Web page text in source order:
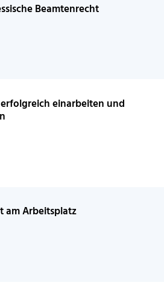
Beamtenrecht
einarbeiten und
am Arbeitsplatz